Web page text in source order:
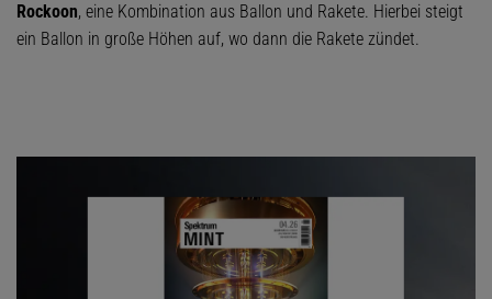
Rockoon, eine Kombination aus Ballon und Rakete. Hierbei steigt
ein Ballon in große Höhen auf, wo dann die Rakete zündet.